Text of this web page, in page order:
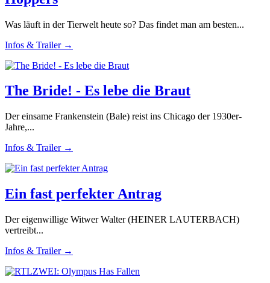
Was läuft in der Tierwelt heute so? Das findet man am besten...
Infos & Trailer →
The Bride! - Es lebe die Braut
Der einsame Frankenstein (Bale) reist ins Chicago der 1930er-
Jahre,...
Infos & Trailer →
Ein fast perfekter Antrag
Der eigenwillige Witwer Walter (HEINER LAUTERBACH)
vertreibt...
Infos & Trailer →